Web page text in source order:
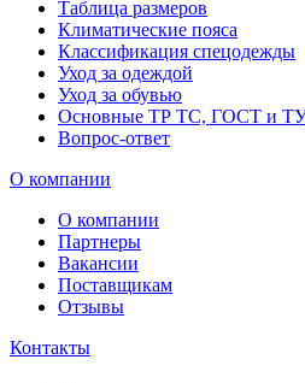
Таблица размеров
Климатические пояса
Классификация спецодежды
Уход за одеждой
Уход за обувью
Основные ТР ТС, ГОСТ и
Вопрос-ответ
О компании
О компании
Партнеры
Вакансии
Поставщикам
Отзывы
Контакты